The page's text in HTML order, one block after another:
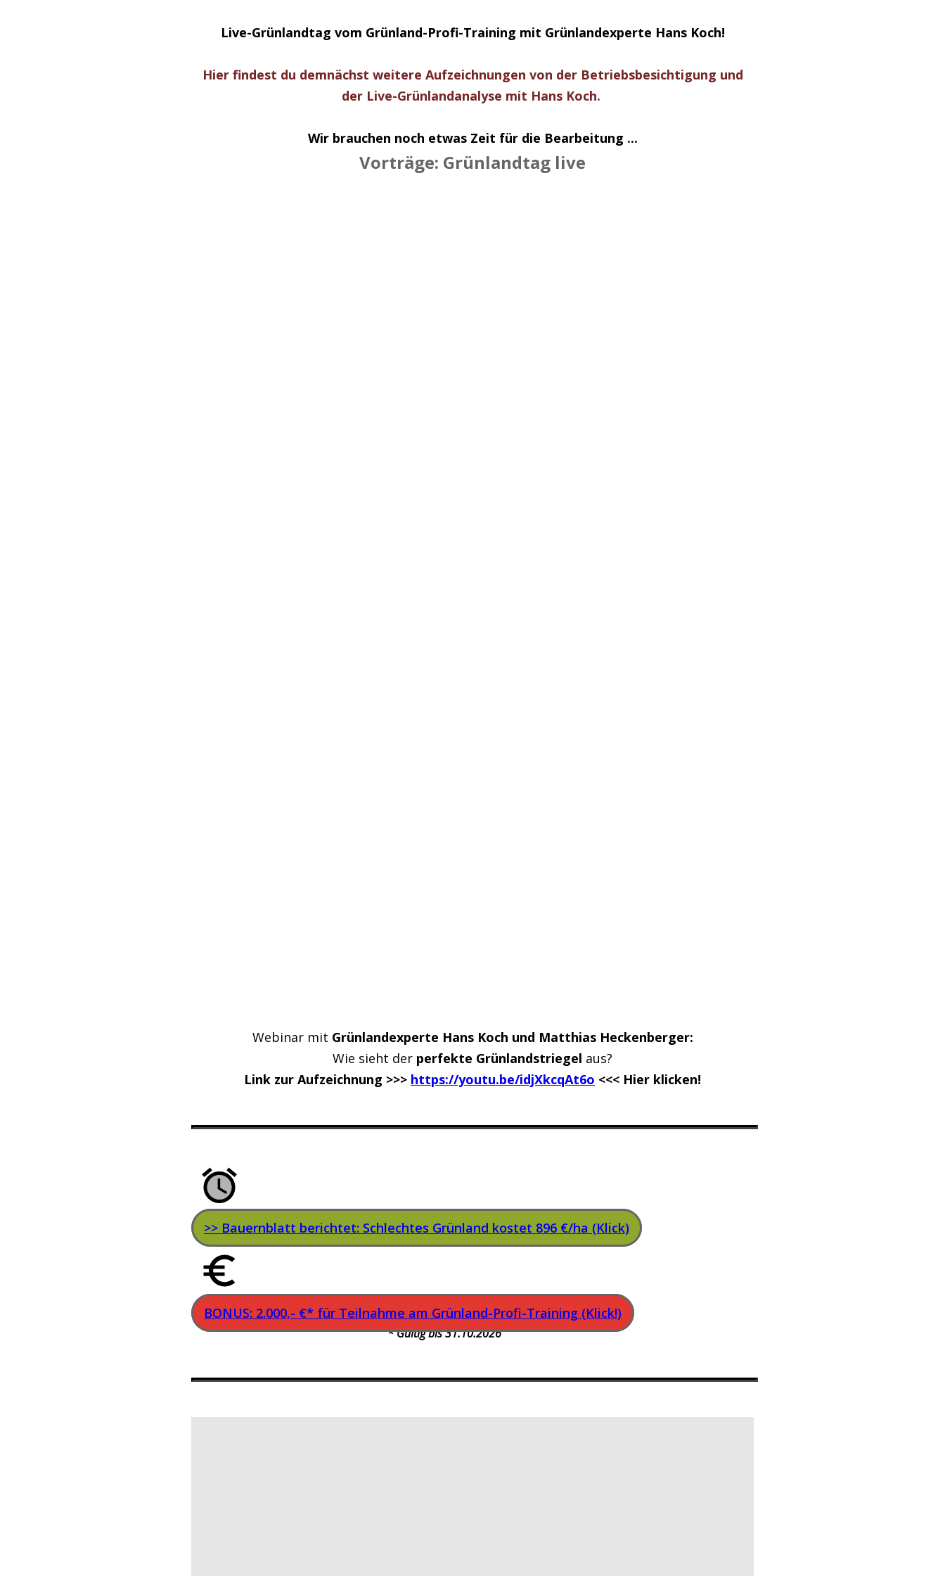
Live-Grünlandtag vom Grünland-Profi-Training mit Grünlandexperte Hans Koch!
Hier findest du demnächst weitere Aufzeichnungen von der Betriebsbesichtigung und
der Live-Grünlandanalyse mit Hans Koch.
Wir brauchen noch etwas Zeit für die Bearbeitung ...
Vorträge: Grünlandtag live
Webinar mit Grünlandexperte Hans Koch und Matthias Heckenberger:
Wie sieht der perfekte Grünlandstriegel aus?
Link zur Aufzeichnung >>> https://youtu.be/idjXkcqAt6o <<< Hier klicken!
>> Bauernblatt berichtet: Schlechtes Grünland kostet 896 €/ha (Klick)
BONUS: 2.000,- €* für Teilnahme am Grünland-Profi-Training (Klick!)
* Gültig bis 31.10.2026